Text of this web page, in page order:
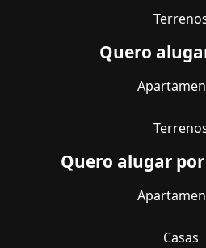
Quero
Quero alugar
Casas